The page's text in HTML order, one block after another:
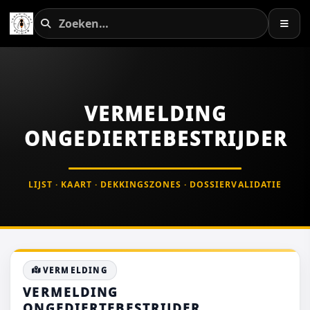
VERMELDING
ONGEDIERTEBESTRIJDER
LIJST · KAART · DEKKINGSZONES · DOSSIERVALIDATIE
VERMELDING
VERMELDING